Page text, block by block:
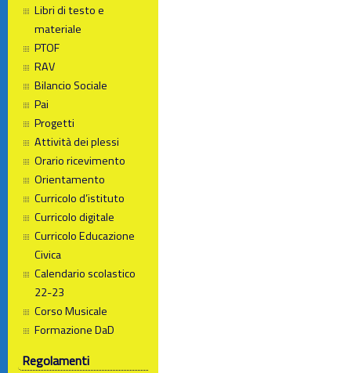
Libri di testo e
materiale
PTOF
RAV
Bilancio Sociale
Pai
Progetti
Attività dei plessi
Orario ricevimento
Orientamento
Curricolo d’istituto
Curricolo digitale
Curricolo Educazione
Civica
Calendario scolastico
22-23
Corso Musicale
Formazione DaD
Regolamenti